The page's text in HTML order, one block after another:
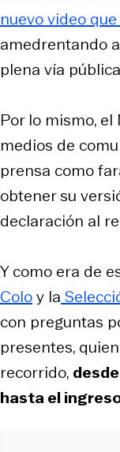
nuevo video
amedrentando
plena vía
Por lo mismo,
medios de
prensa como
obtener su
declaración al
Y como era de
Coloy la
con preguntas
presentes,
recorrido,
hasta el